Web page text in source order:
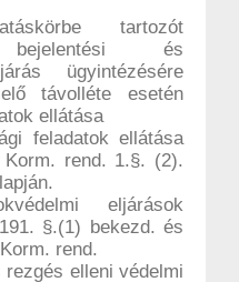
tartozót
bejelentési és
ügyintézésére
távolléte esetén
ellátása
feladatok ellátása
Korm. rend. 1.§. (2).
eljárások
§.(1) bekezd. és
rend.
elleni védelmi